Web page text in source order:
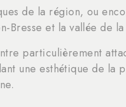
de la région, ou
Bresse et la vallée de la
particulièrement
une esthétique de la